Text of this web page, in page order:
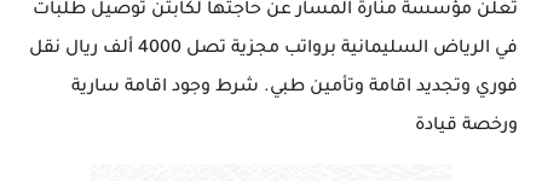
تعلن مؤسسة منارة المسار عن حاجتها لكابتن توصيل طلبات
في الرياض السليمانية برواتب مجزية تصل 4000 ألف ريال نقل
فوري وتجديد اقامة وتأمين طبي. شرط وجود اقامة سارية
ورخصة قيادة